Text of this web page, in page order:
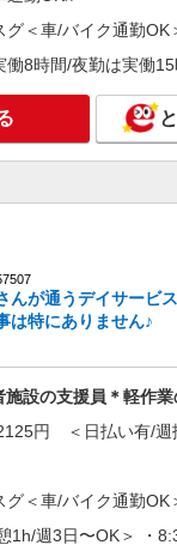
全支給(ガソリン代含む)
甲斐市内 ≪車通勤
護は人生のサポータ
時給1500円〜2150円
全支給(ガソリン代含む)
甲斐市内 ≪車通勤
勤務≫≪夕方退社≫
時給1500円〜2125円
＜車/バイク通勤OK
8時間/夜勤は実働
んが通うデイサービス
は特にありません♪
施設の支援員＊軽作
円 ＜日払い有/週
＜車/バイク通勤OK
1h/週3日〜OK＞ ・